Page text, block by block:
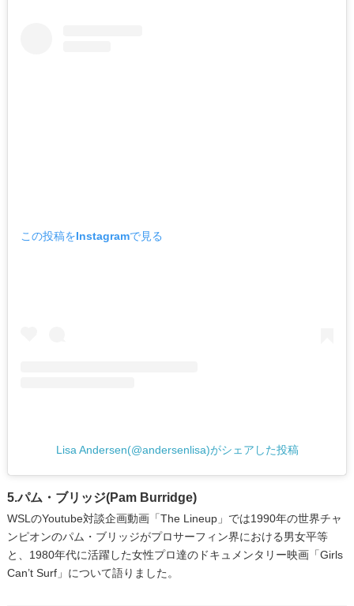
この投稿をInstagramで見る
Lisa Andersen(@andersenlisa)がシェアした投稿
5.パム・ブリッジ(Pam Burridge)
WSLのYoutube対談企画動画「The Lineup」では1990年の世界チャ
ンピオンのパム・ブリッジがプロサーフィン界における男女平等
と、1980年代に活躍した女性プロ達のドキュメンタリー映画「Girls
Can’t Surf」について語りました。